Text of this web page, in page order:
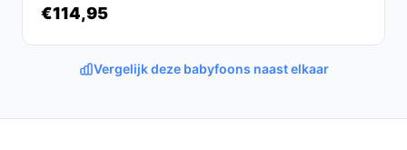
€114,95
Vergelijk deze babyfoons naast elkaar